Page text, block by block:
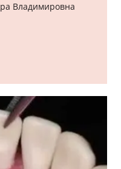
Владимировна